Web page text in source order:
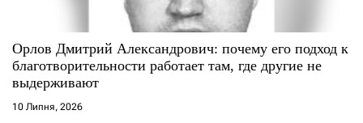
Орлов Дмитрий Александрович: почему его подход к
благотворительности работает там, где другие не
выдерживают
10 Липня, 2026